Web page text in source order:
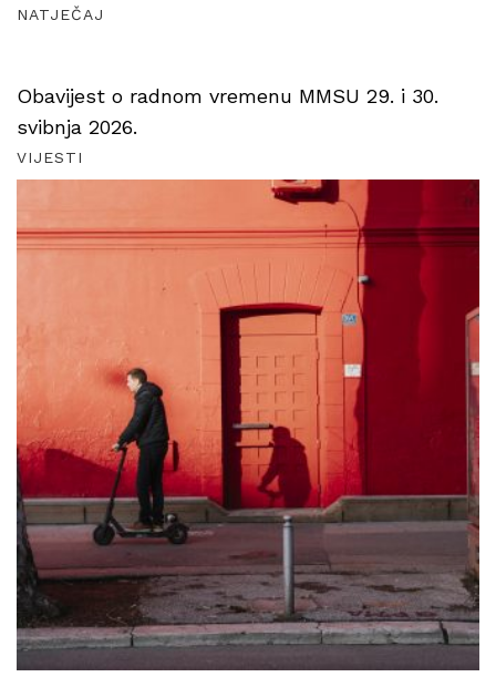
NATJEČAJ
Obavijest o radnom vremenu MMSU 29. i 30.
svibnja 2026.
VIJESTI